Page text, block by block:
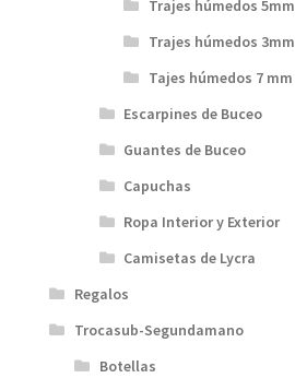
Trajes húmedos 5mm
Trajes húmedos 3mm
Tajes húmedos 7 mm
Escarpines de Buceo
Guantes de Buceo
Capuchas
Ropa Interior y Exterior
Camisetas de Lycra
Regalos
Trocasub-Segundamano
Botellas